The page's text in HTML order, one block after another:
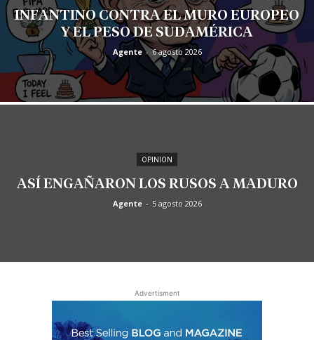
INFANTINO CONTRA EL MURO EUROPEO
Y EL PESO DE SUDAMÉRICA
Agente - 6 agosto 2026
OPINION
ASÍ ENGAÑARON LOS RUSOS A MADURO
Agente - 5 agosto 2026
Advertisment